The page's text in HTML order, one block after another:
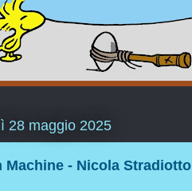
28 maggio 2025
Machine - Nicola Stradiotto